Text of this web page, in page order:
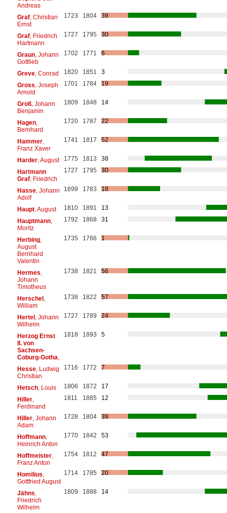
Andreas
Graf, Christian
Ernst
1723 1804 39
Graf, Friedrich
Hartmann
1727 1795 30
Graun, Johann
Gottlieb
1702 1771 6
Greve, Conrad 1820 1851
3
Gross , Joseph
Arnold
1701 1784 19
Groß, Johann
Benjamin
1809 1848 14
Hagen,
Bernhard
1720 1787 22
Hammer,
Franz Xaver
1741 1817 52
Harder, August 1775 1813
38
Hartmann
Graf, Friedrich
1727 1795 30
Hasse, Johann
Adolf
1699 1783 18
Haupt, August 1810 1891
13
Hauptmann,
Moritz
1792 1868 31
Herbing,
August
Bernhard
Valentin
1735 1766 1
Hermes
Johann
Timotheus
1738 1821 56
Herschel,
William
1738 1822 57
Hertel, Johann
Wilhelm
1727 1789 24
Herzog Ernst
II. von
Sachsen-
Coburg-Gotha
1818 1893 5
Hesse, Ludwig
Christian
1716 1772 7
Hetsch, Louis 1806 1872
17
Hiller,
Ferdinand
1811 1885 12
Hiller, Johann
Adam
1728 1804 39
Hoffmann,
Heinrich Anton
1770 1842 53
Hoffmeister,
Franz Anton
1754 1812 47
Homilius
Gottfried August
1714 1785 20
Jähns
Friedrich
Wilhelm
1809 1888 14